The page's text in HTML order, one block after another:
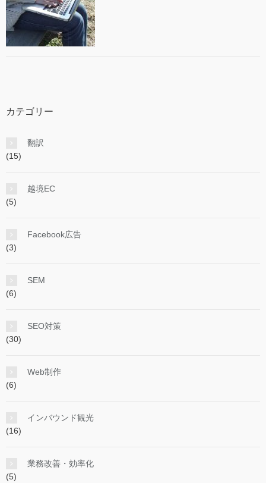
カテゴリー
翻訳
(15)
越境EC
(5)
Facebook広告
(3)
SEM
(6)
SEO対策
(30)
Web制作
(6)
インバウンド観光
(16)
業務改善・効率化
(5)